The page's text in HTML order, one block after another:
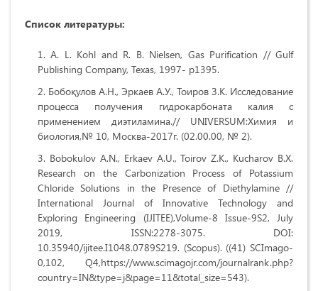
Список литературы:
A. L. Kohl and R. B. Nielsen, Gas Purification // Gulf
Publishing Company, Texas, 1997- p1395.
Бобоқулов А.Н., Эркаев А.У., Тоиров З.К. Исследование
процесса получения гидрокарбоната калия с
применением диэтиламина.// UNIVERSUM:Химия и
биология,№ 10, Москва-2017г. (02.00.00, № 2).
Bobokulov A.N., Erkaev A.U., Toirov Z.K., Kucharov B.X.
Research on the Carbonization Process of Potassium
Chloride Solutions in the Presence of Diethylamine //
International Journal of Innovative Technology and
Exploring Engineering (IJITEE),Volume-8 Issue-9S2, July
2019, ISSN:2278-3075. DOI:
10.35940/ijitee.I1048.0789S219. (Scopus). ((41) SCImago-
0,102, Q4,https://www.scimagojr.com/journalrank.php?
country=IN&type=j&page=11&total_size=543).